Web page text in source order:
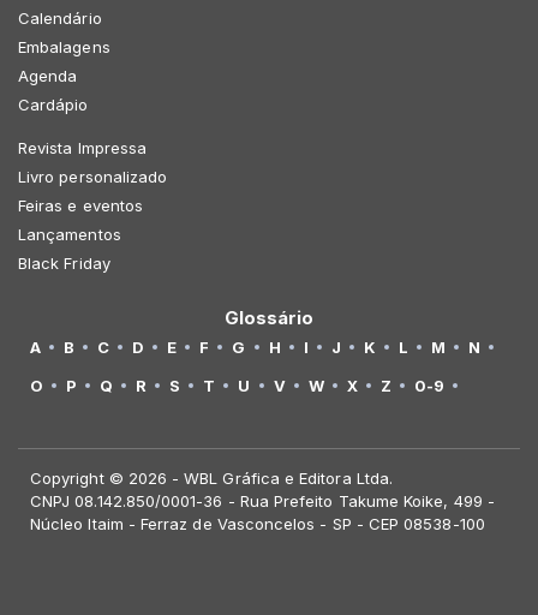
Calendário
Embalagens
Agenda
Cardápio
Revista Impressa
Livro personalizado
Feiras e eventos
Lançamentos
Black Friday
Glossário
A B C D E F G H I J K L M
N
O
P Q R S T U V W X Z 0-9
Copyright © 2026 - WBL Gráfica e Editora Ltda.
CNPJ 08.142.850/0001-36 - Rua Prefeito Takume Koike, 499 -
Núcleo Itaim - Ferraz de Vasconcelos - SP - CEP 08538-100